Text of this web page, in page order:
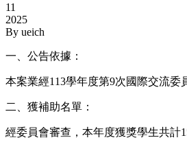
11
2025
By ueich
一、公告依據：
本案業經113學年度第9次國際交流委
二、獲補助名單：
經委員會審查，本年度獲獎學生共計